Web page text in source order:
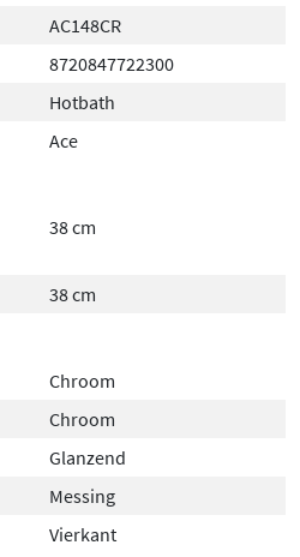
AC148CR
8720847722300
Hotbath
Ace
38 cm
38 cm
Chroom
Chroom
Glanzend
Messing
Vierkant